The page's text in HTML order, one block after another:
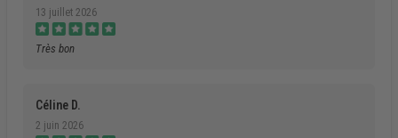
13 juillet 2026
Très bon
Céline D.
2 juin 2026